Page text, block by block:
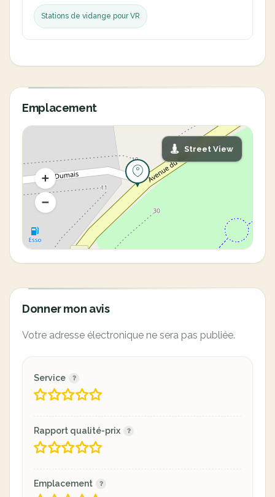
Stations de vidange pour VR
Emplacement
Street View
Donner mon avis
Votre adresse électronique ne sera pas publiée.
Service
Rapport qualité-prix
Emplacement